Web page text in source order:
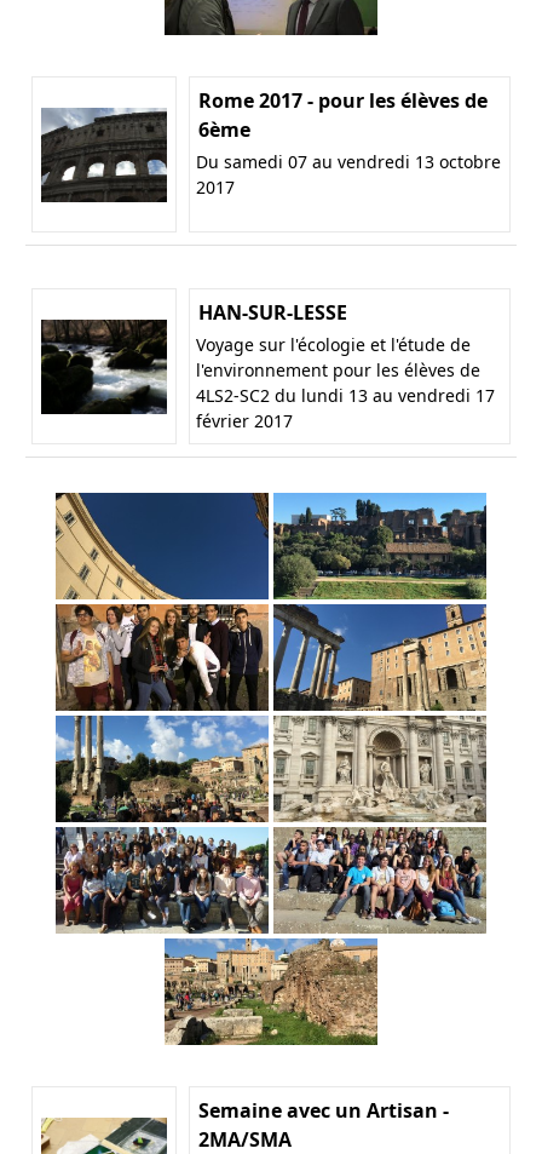
Rome 2017 - pour les élèves de
6ème
Du samedi 07 au vendredi 13 octobre
2017
HAN-SUR-LESSE
Voyage sur l'écologie et l'étude de
l'environnement pour les élèves de
4LS2-SC2 du lundi 13 au vendredi 17
février 2017
Semaine avec un Artisan -
2MA/SMA